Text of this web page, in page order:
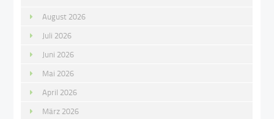
August 2026
Juli 2026
Juni 2026
Mai 2026
April 2026
März 2026